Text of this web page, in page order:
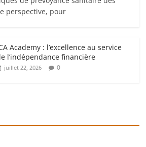
perspective, pour
Academy : l’excellence au service
l’indépendance financière
juillet 22, 2026 0